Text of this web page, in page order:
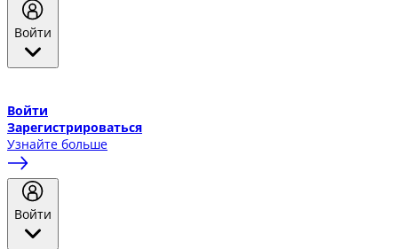
Войти
Войти
Зарегистрироваться
Узнайте больше
Войти